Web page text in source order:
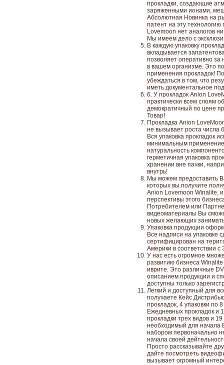
прокладки, создающие
заряженными ионами,
Абсолютная Новинка на
патент на эту
Lovemoon нет аналогов
Мы имеем дело с
В каждую упаковку
вкладывается
позволяет оперативно за
в вашем организме. Это
применения прокладок!
убеждаться в том, что
иметь документальное
6. У прокладок Anion
практически всем слоям
демократичный по цене
Товар!
Прокладка Anion
не вызывает роста числа
Вся упаковка прокладок
минимальным
натуральность
герметичная упаковка
хранении вне пачки,
внутрь!
Мы можем предоставить
которых вы получите
Anion Lovemoon Winalite,
перспективы этого
Потребителем или
видеоматериалы Вы
новых желающих
Упаковка продукции
Все надписи на упаковке
сертифицирован на
Америки в соответствии с
У нас есть огромное
развитию бизнеса
иврите. Это различные
описанием продукции и
доступны только
Легкий и доступный для
получаете Кейс
прокладок, 4 упаковки по
Ежедневных прокладок и
прокладки трех видов и
необходимый для начала
набором первоначально
начала своей
Просто рассказывайте
дайте посмотреть
вызывает огромный